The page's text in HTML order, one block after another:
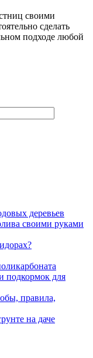
своими
сделать
подходе любой
деревьев
своими руками
подкормок для
правила,
на даче